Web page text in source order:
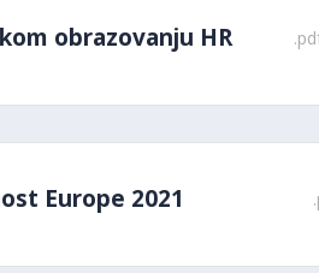
obrazovanju HR
Europe 2021